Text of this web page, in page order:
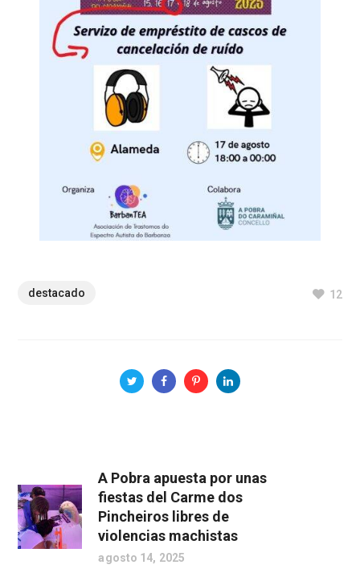
destacado 12
A Pobra apuesta por unas
fiestas del Carme dos
Pincheiros libres de
violencias machistas
agosto 14, 2025